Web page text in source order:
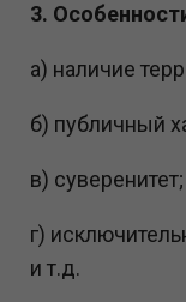
3.
а) наличие
б) публичный
в) суверенитет;
г)
и т.д.